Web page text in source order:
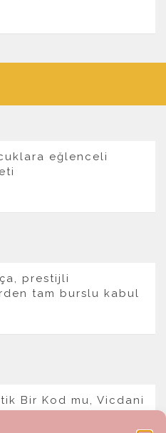
eğlenceli
prestijli
tam burslu kabul
Bir Kod mu, Vicdani